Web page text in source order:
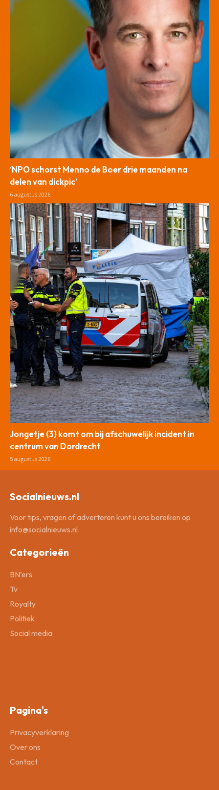
‘NPO schorst Menno de Boer drie maanden na
delen van dickpic’
6 augustus 2026
Jongetje (3) komt om bij afschuwelijk incident in
centrum van Dordrecht
5 augustus 2026
Socialnieuws.nl
Voor tips, vragen of adverteren kunt u ons bereiken op
info@socialnieuws.nl
Categorieën
BN’ers
Tv
Royalty
Politiek
Social media
Pagina's
Privacyverklaring
Over ons
Contact